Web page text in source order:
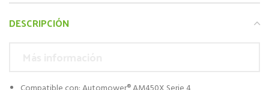
DESCRIPCIÓN